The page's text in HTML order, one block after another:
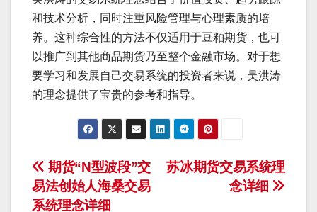
和技术分析，同时注重风险管理与心理素质的培
养。这种综合性的方法不仅适用于豆粕期货，也可
以推广到其他商品期货乃至整个金融市场。对于想
要学习和发展自己交易系统的投资者来说，吴洪涛
的理念提供了宝贵的参考和指导。
文
章
苏冰期货交易系统理
念详细
期货“N型波段”交
易法创始人海桑交易
系统理念详细